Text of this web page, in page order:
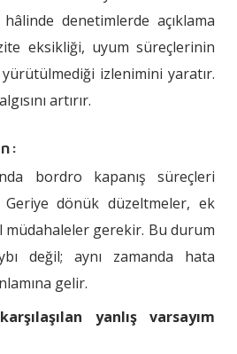
hâlinde denetimlerde açıklama
eksikliği, uyum süreçlerinin
izlenimini yaratır.
artırır.
bordro kapanış süreçleri
dönük düzeltmeler, ek
gerekir. Bu durum
değil; aynı zamanda hata
gelir.
yanlış varsayım